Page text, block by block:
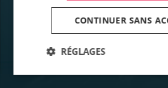
CONTINUER SANS
RÉGLAGES